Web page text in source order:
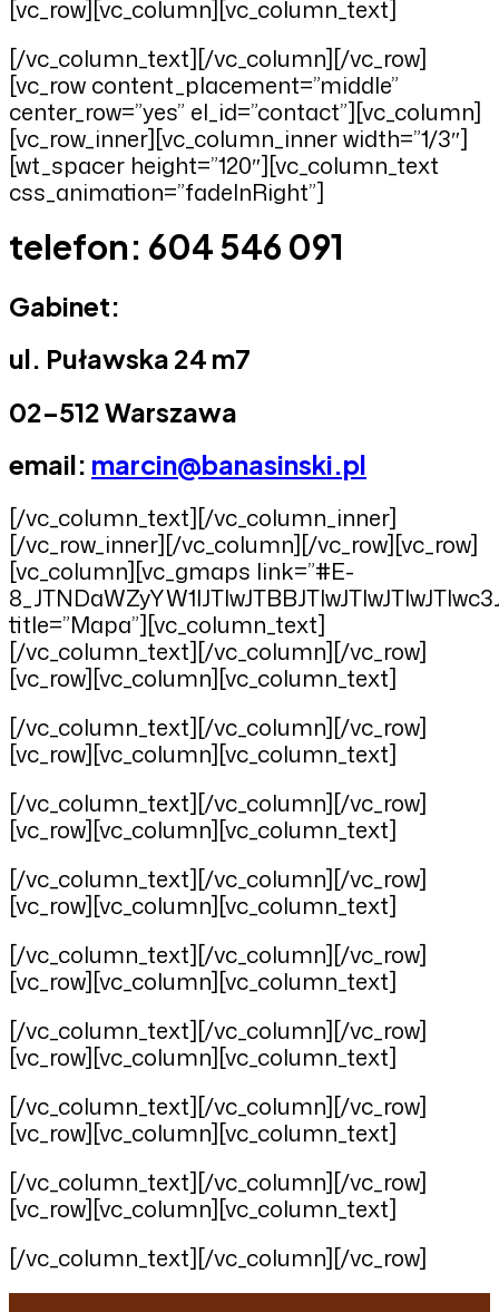
[vc_row][vc_column][vc_column_text]
[/vc_column_text][/vc_column][/vc_row]
[vc_row content_placement=”middle”
center_row=”yes” el_id=”contact”][vc_column]
[vc_row_inner][vc_column_inner width=”1/3″]
[wt_spacer height=”120″][vc_column_text
css_animation=”fadeInRight”]
telefon: 604 546 091
Gabinet:
ul. Puławska 24 m7
02-512 Warszawa
email: marcin@banasinski.pl
[/vc_column_text][/vc_column_inner]
[/vc_row_inner][/vc_column][/vc_row][vc_row]
[vc_column][vc_gmaps link=”#E-
title=”Mapa”][vc_column_text]
[/vc_column_text][/vc_column][/vc_row]
[vc_row][vc_column][vc_column_text]
[/vc_column_text][/vc_column][/vc_row]
[vc_row][vc_column][vc_column_text]
[/vc_column_text][/vc_column][/vc_row]
[vc_row][vc_column][vc_column_text]
[/vc_column_text][/vc_column][/vc_row]
[vc_row][vc_column][vc_column_text]
[/vc_column_text][/vc_column][/vc_row]
[vc_row][vc_column][vc_column_text]
[/vc_column_text][/vc_column][/vc_row]
[vc_row][vc_column][vc_column_text]
[/vc_column_text][/vc_column][/vc_row]
[vc_row][vc_column][vc_column_text]
[/vc_column_text][/vc_column][/vc_row]
[vc_row][vc_column][vc_column_text]
[/vc_column_text][/vc_column][/vc_row]